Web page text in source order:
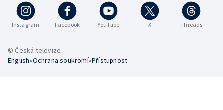
Instagram Facebook YouTube X Threads
© Česká televize
English•Ochrana soukromí•Přístupnost